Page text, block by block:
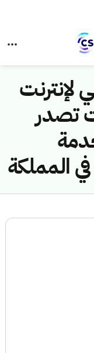
لإنترنت
تصدر
المملكة